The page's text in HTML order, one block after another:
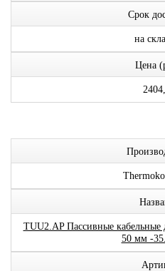
Срок
на
Цена
TUU2.AP Пассивные кабельные
50 мм -